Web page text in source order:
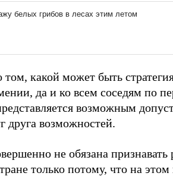
какой может быть
да и ко всем соседям по
возможным
возможностей.
не обязана признавать
только потому, что на этом